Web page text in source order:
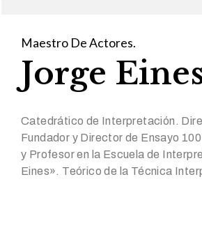
Maestro De Actores.
Jorge
Catedrático de Interpretación.
Fundador y Director de Ensayo
y Profesor en la Escuela de
Eines». Teórico de la Técnica